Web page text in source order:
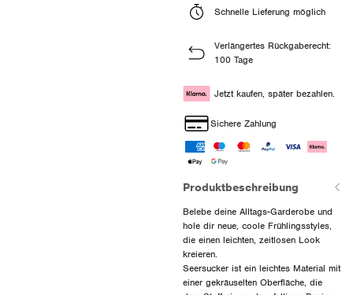
Schnelle Lieferung möglich
Verlängertes Rückgaberecht:
100 Tage
Jetzt kaufen, später bezahlen.
Sichere Zahlung
Produktbeschreibung
Belebe deine Alltags-Garderobe und
hole dir neue, coole Frühlingsstyles,
die einen leichten, zeitlosen Look
kreieren.
Seersucker ist ein leichtes Material mit
einer gekräuselten Oberfläche, die